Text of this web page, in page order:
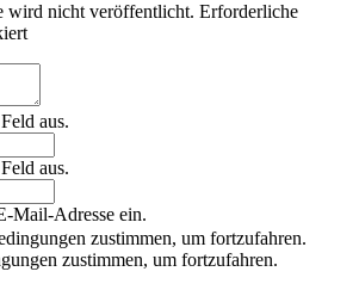
wird nicht veröffentlicht. Erforderliche
aus.
aus.
Mail-Adresse ein.
zustimmen, um fortzufahren.
zustimmen, um fortzufahren.